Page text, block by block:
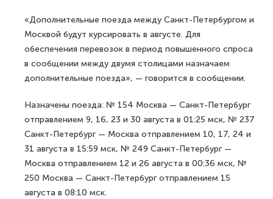
«Дополнительные поезда между Санкт-Петербургом и
Москвой будут курсировать в августе. Для
обеспечения перевозок в период повышенного спроса
в сообщении между двумя столицами назначаем
дополнительные поезда», — говорится в сообщении.
Назначены поезда: № 154 Москва — Санкт-Петербург
отправлением 9, 16, 23 и 30 августа в 01:25 мск, № 237
Санкт-Петербург — Москва отправлением 10, 17, 24 и
31 августа в 15:59 мск, № 249 Санкт-Петербург —
Москва отправлением 12 и 26 августа в 00:36 мск, №
250 Москва — Санкт-Петербург отправлением 15
августа в 08:10 мск.